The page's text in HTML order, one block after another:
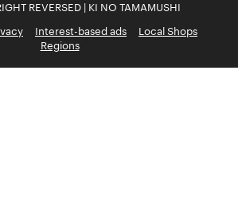
REVERSED | KI NO TAMAMUSHI
Interest-based ads
Local Shops
Regions